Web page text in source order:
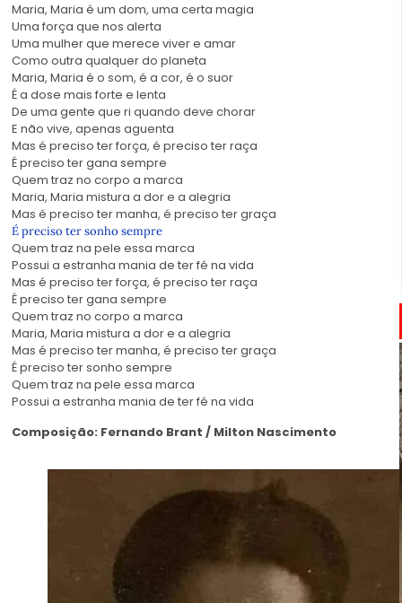
Maria, Maria é um dom, uma certa magia
Uma força que nos alerta
Uma mulher que merece viver e amar
Como outra qualquer do planeta
Maria, Maria é o som, é a cor, é o suor
É a dose mais forte e lenta
De uma gente que ri quando deve chorar
E não vive, apenas aguenta
Mas é preciso ter força, é preciso ter raça
É preciso ter gana sempre
Quem traz no corpo a marca
Maria, Maria mistura a dor e a alegria
Mas é preciso ter manha, é preciso ter graça
É preciso ter sonho sempre
Quem traz na pele essa marca
Possui a estranha mania de ter fé na vida
Mas é preciso ter força, é preciso ter raça
É preciso ter gana sempre
Quem traz no corpo a marca
Maria, Maria mistura a dor e a alegria
Mas é preciso ter manha, é preciso ter graça
É preciso ter sonho sempre
Quem traz na pele essa marca
Possui a estranha mania de ter fé na vida
Composição: Fernando Brant / Milton Nascimento